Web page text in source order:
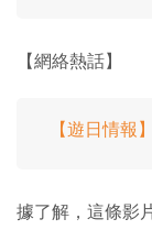
【網絡熱話】
【遊日情報
據了解，這條影